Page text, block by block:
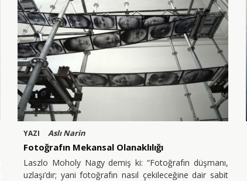
YAZI Aslı Narin
Fotoğrafın Mekansal Olanaklılığı
Laszlo Moholy Nagy demiş ki: “Fotoğrafın düşmanı,
uzlaşı’dır; yani fotoğrafın nasıl çekileceğine dair sabit